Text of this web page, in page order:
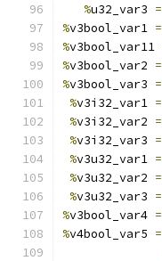
%u32_var3 =
%v3bool_var1 =
%v3bool_var11
%v3bool_var2 =
%v3bool_var3 =
%v3i32_var1 =
%v3i32_var2 =
%v3i32_var3 =
%v3u32_var1 =
%v3u32_var2 =
%v3u32_var3 =
%v3bool_var4 =
%v4bool_var5 =